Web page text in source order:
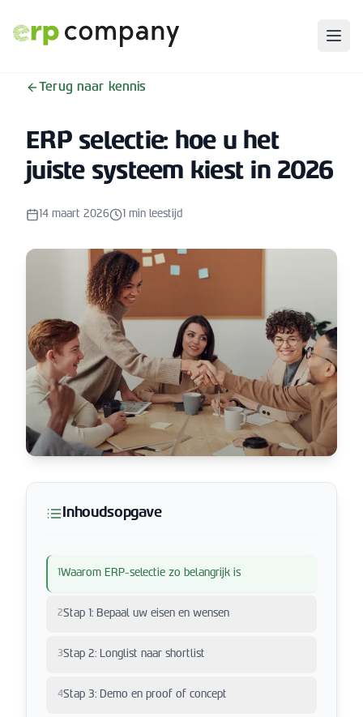
Terug naar kennis
ERP selectie: hoe u het
juiste systeem kiest in 2026
14 maart 2026 1 min leestijd
Inhoudsopgave
1Waarom ERP-selectie zo belangrijk is
2Stap 1: Bepaal uw eisen en wensen
3Stap 2: Longlist naar shortlist
4Stap 3: Demo en proof of concept